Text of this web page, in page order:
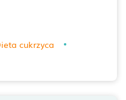
cukrzyca